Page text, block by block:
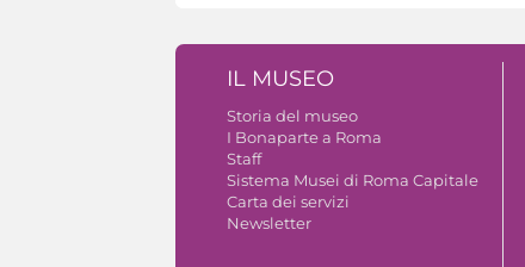
IL MUSEO
Storia del museo
I Bonaparte a Roma
Staff
Sistema Musei di Roma Capitale
Carta dei servizi
Newsletter